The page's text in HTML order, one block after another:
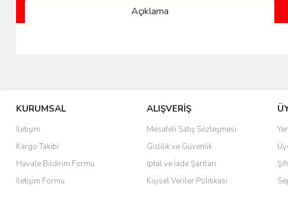
Açıklama
KURUMSAL
İletişim
Kargo Takibi
Havale Bildirim Formu
İletişim Formu
ALIŞVERİŞ
Mesafeli Satış Sözleşmesi
Gizlilik ve Güvenlik
İptal ve İade Şartları
Kişisel Veriler Politikası